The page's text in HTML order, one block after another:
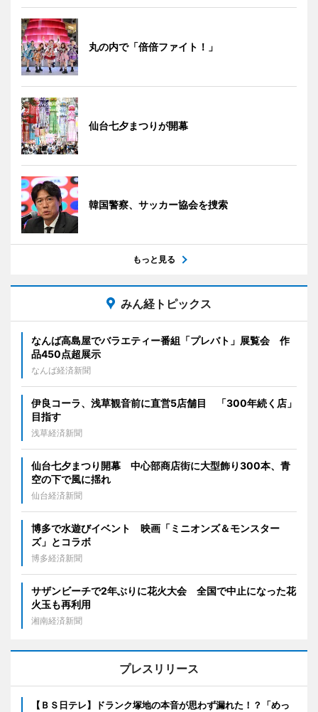
丸の内で「倍倍ファイト！」
仙台七夕まつりが開幕
韓国警察、サッカー協会を捜索
もっと見る
みん経トピックス
なんば高島屋でバラエティー番組「プレバト」展覧会 作
品450点超展示
なんば経済新聞
伊良コーラ、浅草観音前に直営5店舗目 「300年続く店」
目指す
浅草経済新聞
仙台七夕まつり開幕 中心部商店街に大型飾り300本、青
空の下で風に揺れ
仙台経済新聞
博多で水遊びイベント 映画「ミニオンズ＆モンスター
ズ」とコラボ
博多経済新聞
サザンビーチで2年ぶりに花火大会 全国で中止になった花
火玉も再利用
湘南経済新聞
プレスリリース
【ＢＳ日テレ】ドランク塚地の本音が思わず漏れた！？「めっ